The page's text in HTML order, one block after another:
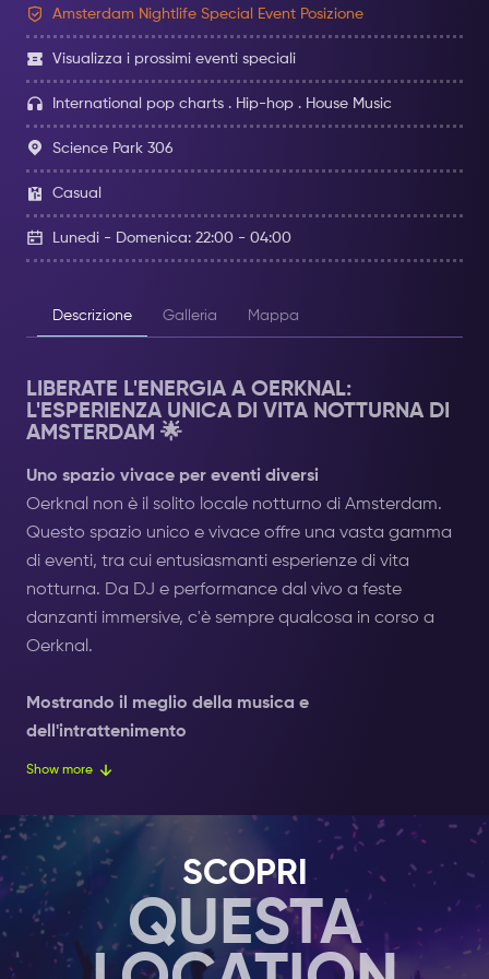
Amsterdam Nightlife Special Event Posizione
Visualizza i prossimi eventi speciali
International pop charts . Hip-hop . House Music
Science Park 306
Casual
Lunedi - Domenica: 22:00 - 04:00
Descrizione Galleria Mappa
LIBERATE L'ENERGIA A OERKNAL:
L'ESPERIENZA UNICA DI VITA NOTTURNA DI
AMSTERDAM 🌟
Uno spazio vivace per eventi diversi
Oerknal non è il solito locale notturno di Amsterdam.
Questo spazio unico e vivace offre una vasta gamma
di eventi, tra cui entusiasmanti esperienze di vita
notturna. Da DJ e performance dal vivo a feste
danzanti immersive, c'è sempre qualcosa in corso a
Oerknal.
Mostrando il meglio della musica e
dell'intrattenimento
Oerknal ospita una varietà di eventi di vita notturna
danzanti e spettacoli di musica dal vivo. Gli eventi
sono accuratamente selezionati per presentare i
migliori DJ e artisti locali e internazionali, fornendo una
piattaforma per mostrare il loro talento.
Un'esperienza di clubbing unica e coinvolgente
Show more
SCOPRI
QUESTA